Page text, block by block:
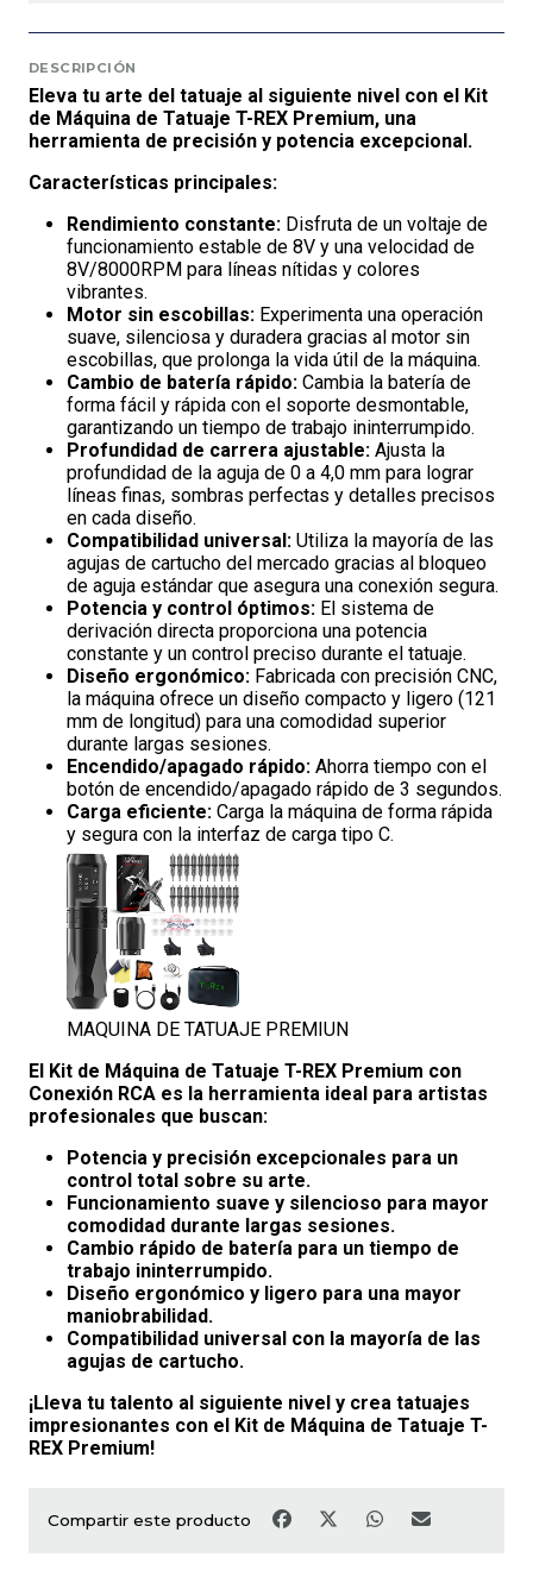
DESCRIPCIÓN
Eleva tu arte del tatuaje al siguiente nivel con el Kit
de Máquina de Tatuaje T-REX Premium, una
herramienta de precisión y potencia excepcional.
Características principales:
Rendimiento constante: Disfruta de un voltaje de
funcionamiento estable de 8V y una velocidad de
8V/8000RPM para líneas nítidas y colores
vibrantes.
Motor sin escobillas: Experimenta una operación
suave, silenciosa y duradera gracias al motor sin
escobillas, que prolonga la vida útil de la máquina.
Cambio de batería rápido: Cambia la batería de
forma fácil y rápida con el soporte desmontable,
garantizando un tiempo de trabajo ininterrumpido.
Profundidad de carrera ajustable: Ajusta la
profundidad de la aguja de 0 a 4,0 mm para lograr
líneas finas, sombras perfectas y detalles precisos
en cada diseño.
Compatibilidad universal: Utiliza la mayoría de las
agujas de cartucho del mercado gracias al bloqueo
de aguja estándar que asegura una conexión segura.
Potencia y control óptimos: El sistema de
derivación directa proporciona una potencia
constante y un control preciso durante el tatuaje.
Diseño ergonómico: Fabricada con precisión CNC,
la máquina ofrece un diseño compacto y ligero (121
mm de longitud) para una comodidad superior
durante largas sesiones.
Encendido/apagado rápido: Ahorra tiempo con el
botón de encendido/apagado rápido de 3 segundos.
Carga eficiente: Carga la máquina de forma rápida
y segura con la interfaz de carga tipo C.
MAQUINA DE TATUAJE PREMIUN
El Kit de Máquina de Tatuaje T-REX Premium con
Conexión RCA es la herramienta ideal para artistas
profesionales que buscan:
Potencia y precisión excepcionales para un
control total sobre su arte.
Funcionamiento suave y silencioso para mayor
comodidad durante largas sesiones.
Cambio rápido de batería para un tiempo de
trabajo ininterrumpido.
Diseño ergonómico y ligero para una mayor
maniobrabilidad.
Compatibilidad universal con la mayoría de las
agujas de cartucho.
¡Lleva tu talento al siguiente nivel y crea tatuajes
impresionantes con el Kit de Máquina de Tatuaje T-
REX Premium!
Compartir este producto